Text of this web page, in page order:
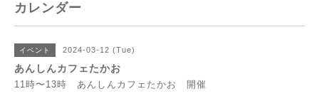
カレンダー
イベント 2024-03-12 (Tue)
あんしんカフェたかお
11時〜13時 あんしんカフェたかお 開催